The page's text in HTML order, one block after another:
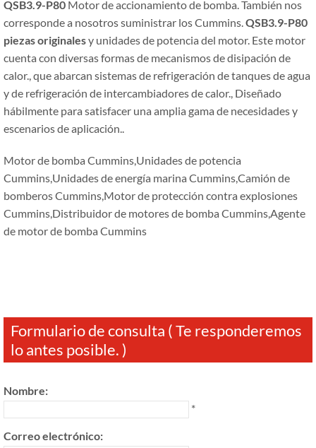
QSB3.9-P80 Motor de accionamiento de bomba. También nos
corresponde a nosotros suministrar los Cummins. QSB3.9-P80
piezas originalesy unidades de potencia del motor. Este motor
cuenta con diversas formas de mecanismos de disipación de
calor., que abarcan sistemas de refrigeración de tanques de agua
y de refrigeración de intercambiadores de calor., Diseñado
hábilmente para satisfacer una amplia gama de necesidades y
escenarios de aplicación..
Motor de bomba Cummins,Unidades de potencia
Cummins,Unidades de energía marina Cummins,Camión de
bomberos Cummins,Motor de protección contra explosiones
Cummins,Distribuidor de motores de bomba Cummins,Agente
de motor de bomba Cummins
Formulario de consulta ( Te responderemos
lo antes posible. )
Nombre:
*
Correo electrónico: